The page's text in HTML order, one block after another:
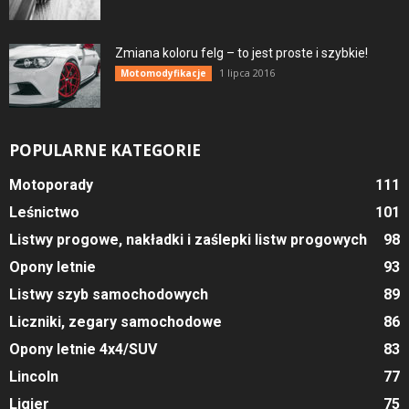
Zmiana koloru felg – to jest proste i szybkie!
Motomodyfikacje 1 lipca 2016
POPULARNE KATEGORIE
Motoporady
111
Leśnictwo
101
Listwy progowe, nakładki i zaślepki listw progowych
98
Opony letnie
93
Listwy szyb samochodowych
89
Liczniki, zegary samochodowe
86
Opony letnie 4x4/SUV
83
Lincoln
77
Ligier
75